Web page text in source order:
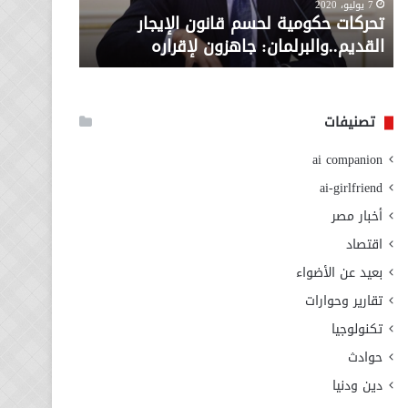
لإقراره
7 يوليو، 2020
تحركات حكومية لحسم قانون الإيجار
القديم..والبرلمان: جاهزون لإقراره
من
وزارة
الاجتماعي
تصنيفات
ai companion
ai-girlfriend
أخبار مصر
اقتصاد
بعيد عن الأضواء
تقارير وحوارات
تكنولوجيا
حوادث
دين ودنيا